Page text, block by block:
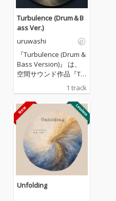
Turbulence (Drum＆B
ass Ver.)
uruwashi
『Turbulence (Drum &
Bass Version)』 は、
空間サウンド作品『Tu
に、Drum & Bassの疾
走感と立体的な音響構
造を融合させたリコン
ポーズ作品です。 激し
く移り変わるビートの
中に、揺らぎや余白、
倍音を織り込み、単な
るダンスミュージック
ではなく、身体と空間
が共鳴する新たなリス
ニング体験を目指しま
1 track
Unfolding